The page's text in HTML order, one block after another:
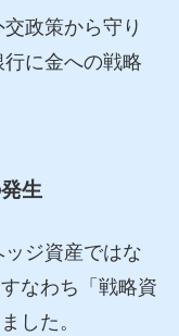
政策から守り
に金への戦略
生
ジ資産ではな
なわち「戦略資
した。